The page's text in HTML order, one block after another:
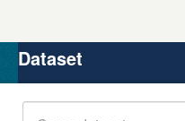
Organizzazioni
Gruppi
Dataset